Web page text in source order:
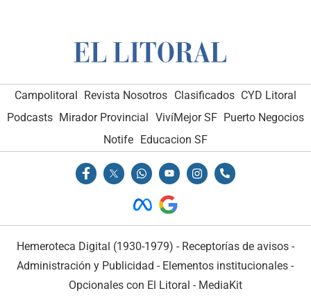
Campolitoral Revista Nosotros Clasificados CYD Litoral
Podcasts Mirador Provincial VivíMejor SF Puerto Negocios
Notife
Educacion SF
Hemeroteca Digital (1930-1979) - Receptorías de avisos -
Administración y Publicidad - Elementos institucionales -
Opcionales con El Litoral - MediaKit